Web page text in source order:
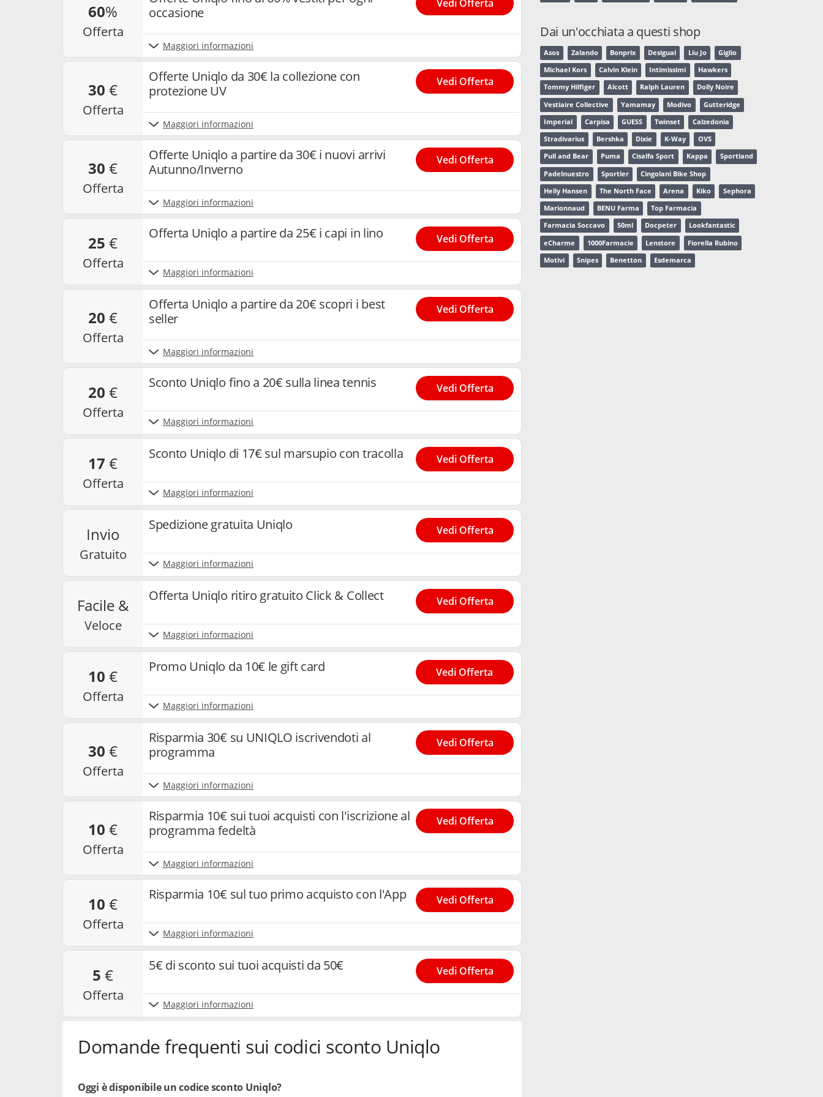
60%
offerta
occasione
Maggiori informazioni
Vedi Offerta
30 €
offerta
Offerte Uniqlo da 30€ la collezione con
protezione UV
Maggiori informazioni
Vedi Offerta
30 €
offerta
Offerte Uniqlo a partire da 30€ i nuovi arrivi
Autunno/Inverno
Maggiori informazioni
Vedi Offerta
25 €
offerta
Offerta Uniqlo a partire da 25€ i capi in lino
Maggiori informazioni
Vedi Offerta
20 €
offerta
Offerta Uniqlo a partire da 20€ scopri i best
seller
Maggiori informazioni
Vedi Offerta
20 €
offerta
Sconto Uniqlo fino a 20€ sulla linea tennis
Maggiori informazioni
Vedi Offerta
17 €
offerta
Sconto Uniqlo di 17€ sul marsupio con tracolla
Maggiori informazioni
Vedi Offerta
invio
gratuito
Spedizione gratuita Uniqlo
Maggiori informazioni
Vedi Offerta
facile &
veloce
Offerta Uniqlo ritiro gratuito Click & Collect
Maggiori informazioni
Vedi Offerta
10 €
offerta
Promo Uniqlo da 10€ le gift card
Maggiori informazioni
Vedi Offerta
30 €
offerta
Risparmia 30€ su UNIQLO iscrivendoti al
programma
Maggiori informazioni
Vedi Offerta
10 €
offerta
Risparmia 10€ sui tuoi acquisti con l'iscrizione al
programma fedeltà
Maggiori informazioni
Vedi Offerta
10 €
offerta
Risparmia 10€ sul tuo primo acquisto con l'App
Maggiori informazioni
Vedi Offerta
5 €
offerta
5€ di sconto sui tuoi acquisti da 50€
Maggiori informazioni
Vedi Offerta
Domande frequenti sui codici sconto Uniqlo
Oggi è disponibile un codice sconto Uniqlo?
Dai un'occhiata a questi shop
Asos Zalando Bonprix Desigual Liu Jo Giglio
Michael Kors Calvin Klein Intimissimi Hawkers
Tommy Hilfiger Alcott Ralph Lauren Dolly Noire
Vestiaire Collective Yamamay Modivo Gutteridge
Imperial Carpisa GUESS Twinset Calzedonia
Stradivarius Bershka Dixie K-Way OVS
Pull and Bear Puma Cisalfa Sport Kappa Sportland
Padelnuestro Sportler Cingolani Bike Shop
Helly Hansen The North Face Arena Kiko Sephora
Marionnaud BENU Farma Top Farmacia
Farmacia Soccavo 50ml Docpeter Lookfantastic
eCharme 1000Farmacie Lenstore Fiorella Rubino
Motivi Snipes Benetton Esdemarca